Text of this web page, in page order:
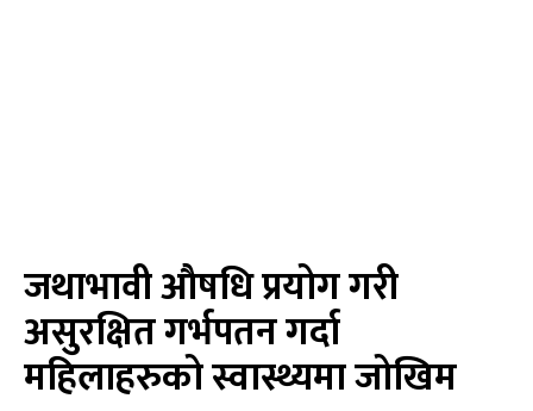
जथाभावी औषधि प्रयोग गरी
असुरक्षित गर्भपतन गर्दा
महिलाहरुको स्वास्थ्यमा जोखिम